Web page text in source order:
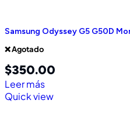
Samsung Odyssey G5 G50D
❌ Agotado
$350.00
Leer más
Quick view